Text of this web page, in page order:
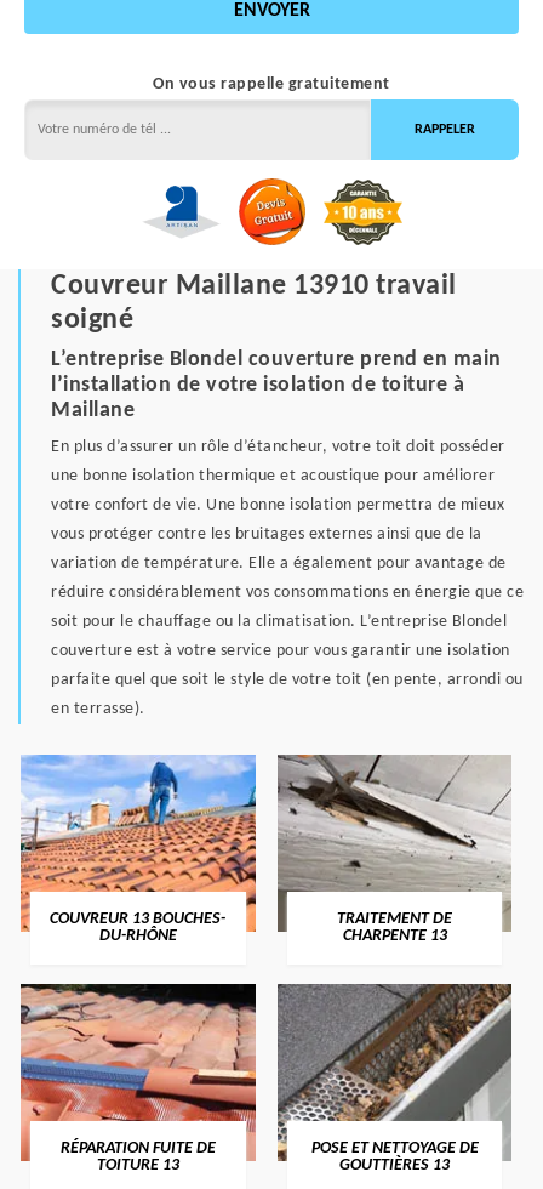
On vous rappelle gratuitement
Couvreur Maillane 13910 travail
soigné
L’entreprise Blondel couverture prend en main
l’installation de votre isolation de toiture à
Maillane
En plus d’assurer un rôle d’étancheur, votre toit doit posséder
une bonne isolation thermique et acoustique pour améliorer
votre confort de vie. Une bonne isolation permettra de mieux
vous protéger contre les bruitages externes ainsi que de la
variation de température. Elle a également pour avantage de
réduire considérablement vos consommations en énergie que ce
soit pour le chauffage ou la climatisation. L’entreprise Blondel
couverture est à votre service pour vous garantir une isolation
parfaite quel que soit le style de votre toit (en pente, arrondi ou
en terrasse).
COUVREUR 13 BOUCHES-
DU-RHÔNE
TRAITEMENT DE
CHARPENTE 13
RÉPARATION FUITE DE
TOITURE 13
POSE ET NETTOYAGE DE
GOUTTIÈRES 13